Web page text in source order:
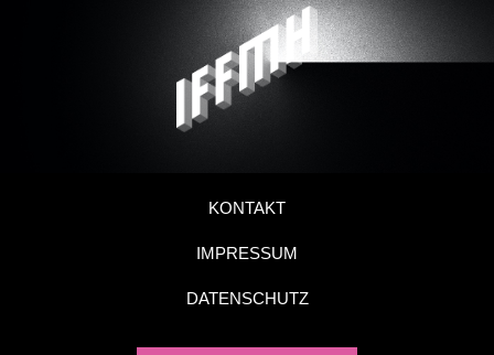
KONTAKT
IMPRESSUM
DATENSCHUTZ